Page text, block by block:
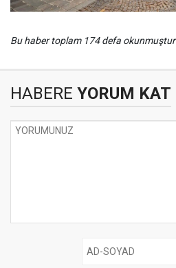
Bu haber toplam 174 defa okunmuştur
HABERE YORUM KAT